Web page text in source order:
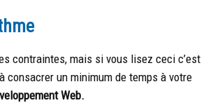
contraintes, mais si vous lisez ceci c’est
consacrer un minimum de temps à votre
Web.